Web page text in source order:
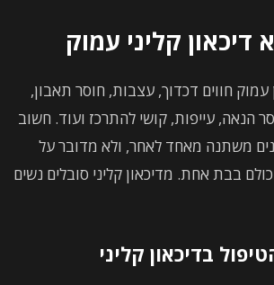
קליני עמוק
עמוק חווים דכדוך, עצבות, חוסר תאבון,
הנאה, עייפות, קושי להתרכז ועוד. חשוב
משתנה מאחד לאחר, ולא מדובר על
בבת אחת. מדיכאון קליני סובלים נשים
בדיכאון קליני